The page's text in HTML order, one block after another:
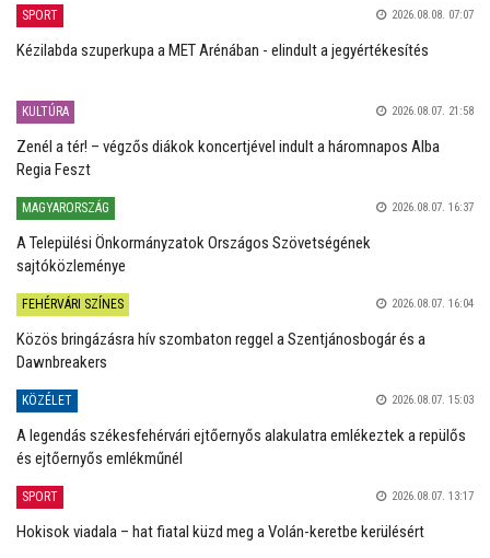
SPORT 2026.08.08. 07:07
Kézilabda szuperkupa a MET Arénában - elindult a jegyértékesítés
KULTÚRA 2026.08.07. 21:58
Zenél a tér! – végzős diákok koncertjével indult a háromnapos Alba
Regia Feszt
MAGYARORSZÁG 2026.08.07. 16:37
A Települési Önkormányzatok Országos Szövetségének
sajtóközleménye
FEHÉRVÁRI SZÍNES 2026.08.07. 16:04
Közös bringázásra hív szombaton reggel a Szentjánosbogár és a
Dawnbreakers
KÖZÉLET 2026.08.07. 15:03
A legendás székesfehérvári ejtőernyős alakulatra emlékeztek a repülős
és ejtőernyős emlékműnél
SPORT 2026.08.07. 13:17
Hokisok viadala – hat fiatal küzd meg a Volán-keretbe kerülésért